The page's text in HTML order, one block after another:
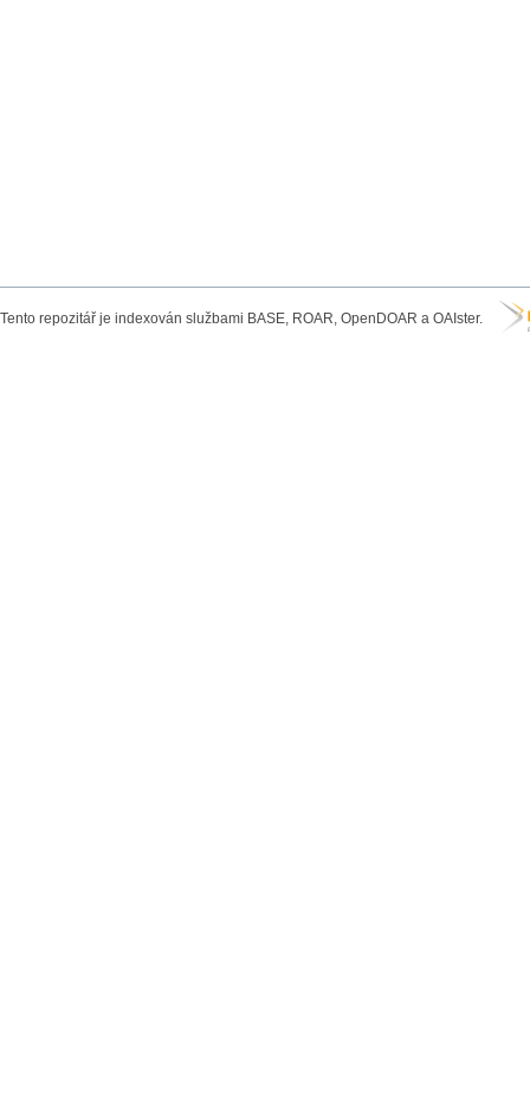
Tento repozitář je indexován službami BASE, ROAR, OpenDOAR a OAIster.